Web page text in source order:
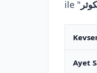
ile "
Ayet